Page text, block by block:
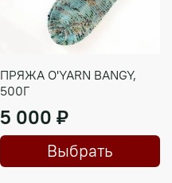
ПРЯЖА O'YARN BANGY,
500Г
5 000 ₽
Выбрать